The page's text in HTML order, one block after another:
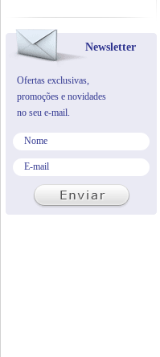
Newsletter
Ofertas exclusivas,
promoções e novidades
no seu e-mail.